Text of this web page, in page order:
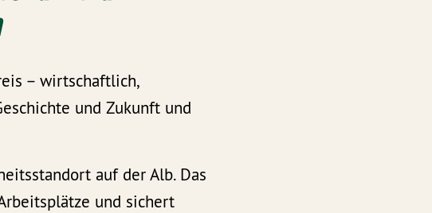
– wirtschaftlich,
und Zukunft und
auf der Alb. Das
und sichert